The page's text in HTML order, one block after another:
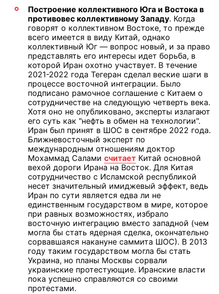
Построение коллективного Юга и Востока в
противовес коллективному Западу. Когда
говорят о коллективном Востоке, то прежде
всего имеется в виду Китай, однако
коллективный Юг — вопрос новый, и за право
представлять его интересы идет борьба, в
которой Иран охотно участвует. В течение
2021-2022 года Тегеран сделал веские шаги в
процессе восточной интеграции. Было
подписано рамочное соглашение с Китаем о
сотрудничестве на следующую четверть века.
Хотя оно не опубликовано, эксперты излагают
его суть как "нефть в обмен на технологии".
Иран был принят в ШОС в сентябре 2022 года.
Ближневосточный эксперт по
международным отношениям доктор
Мохаммад Салами считает Китай основной
вехой дороги Ирана на Восток. Для Китая
сотрудничество с Исламской республикой
несет значительный имиджевый эффект, ведь
Иран по сути является едва ли не
единственным государством в мире, которое
при равных возможностях, избрало
восточную интеграцию вместо западной (чем
могла бы стать ядерная сделка, окончательно
сорвавшаяся накануне саммита ШОС). В 2013
году таким государством могла бы стать
Украина, но планы Москвы сорвали
украинские протестующие. Иранские власти
пока успешно справляются со своими
протестами.